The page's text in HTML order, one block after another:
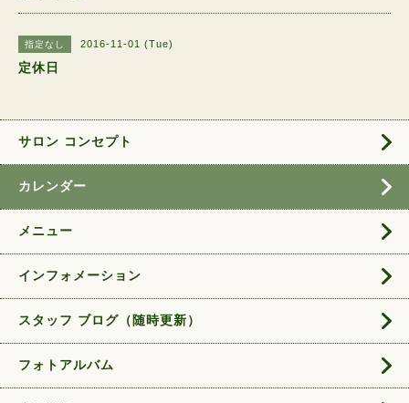
指定なし 2016-11-01 (Tue)
定休日
サロン コンセプト
カレンダー
メニュー
インフォメーション
スタッフ ブログ（随時更新）
フォトアルバム